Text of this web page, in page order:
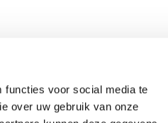
functies voor social media te
over uw gebruik van onze
Zaterdag